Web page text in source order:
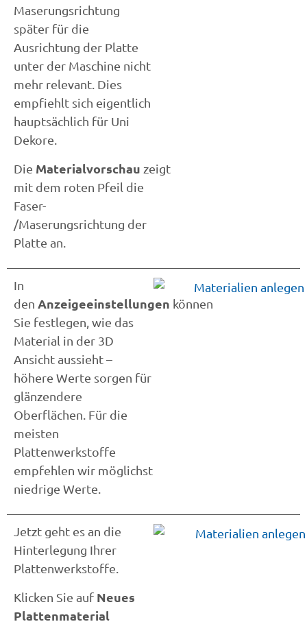
Maserungsrichtung
später für die
Ausrichtung der Platte
unter der Maschine nicht
mehr relevant. Dies
empfiehlt sich eigentlich
hauptsächlich für Uni
Dekore.
Die Materialvorschau zeigt
mit dem roten Pfeil die
Faser-
/Maserungsrichtung der
Platte an.
In
den Anzeigeeinstellungen können
Sie festlegen, wie das
Material in der 3D
Ansicht aussieht –
höhere Werte sorgen für
glänzendere
Oberflächen. Für die
meisten
Plattenwerkstoffe
empfehlen wir möglichst
niedrige Werte.
Jetzt geht es an die
Hinterlegung Ihrer
Plattenwerkstoffe.
Klicken Sie auf Neues
Plattenmaterial